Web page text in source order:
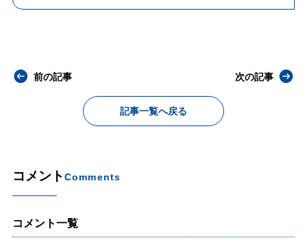
前の記事
記事一覧へ戻る
次の記事
コメントComments
コメント一覧